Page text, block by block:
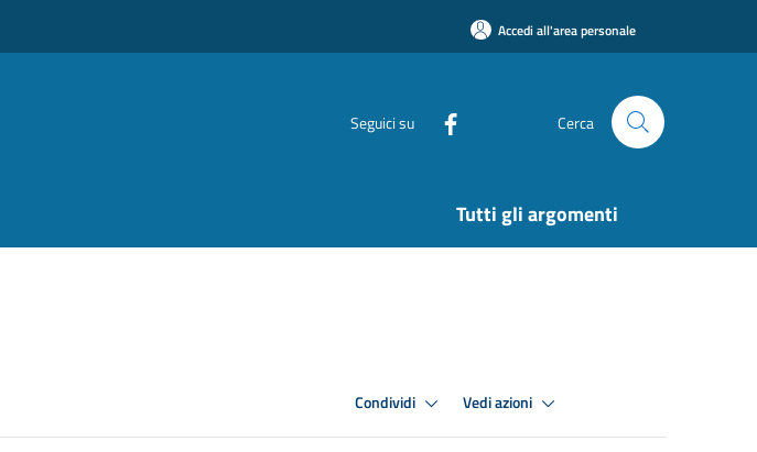
Accedi all'area personale
Seguici su Cerca
Tutti gli argomenti
Condividi Vedi azioni